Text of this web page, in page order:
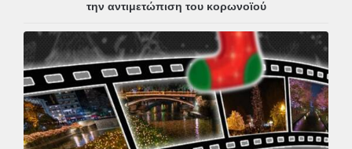
την αντιμετώπιση του κορωνοϊού